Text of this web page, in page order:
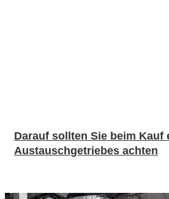
Darauf sollten Sie beim Kauf
Austauschgetriebes achten